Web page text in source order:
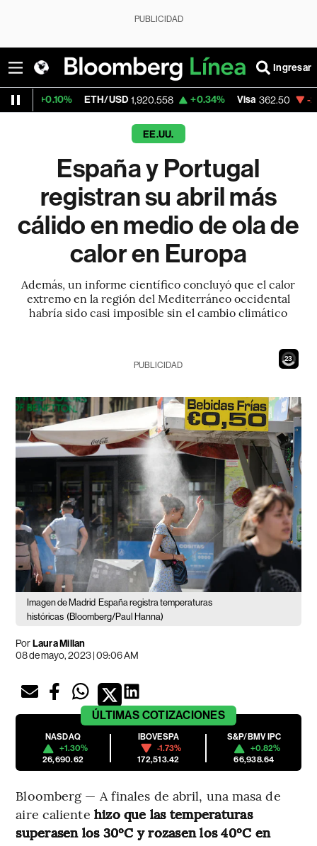
PUBLICIDAD
Ingresar
ETH/USD 1,920.558 +0.34% Visa 362.50 -2.15%
EE.UU.
España y Portugal
registran su abril más
cálido en medio de ola de
calor en Europa
Además, un informe científico concluyó que el calor
extremo en la región del Mediterráneo occidental
habría sido casi imposible sin el cambio climático
21
PUBLICIDAD
Imagen de Madrid España registra temperaturas
históricas (Bloomberg/Paul Hanna)
PorLaura Millan
08 de mayo, 2023 | 09:06 AM
ÚLTIMAS COTIZACIONES
NASDAQ
+1.30%
26,690.62
IBOVESPA
-1.73%
172,513.42
S&P/BMV IPC
+0.82%
66,938.64
Bloomberg — A finales de abril, una masa de
aire caliente hizo que las temperaturas
superasen los 30ºC y rozasen los 40ºC en